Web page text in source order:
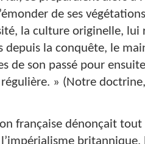
de ses
la culture originelle, lui
depuis la conquête, le
de son passé pour
» (Notre
française dénonçait